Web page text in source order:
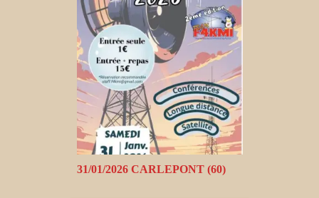
31/01/2026 CARLEPONT (60)